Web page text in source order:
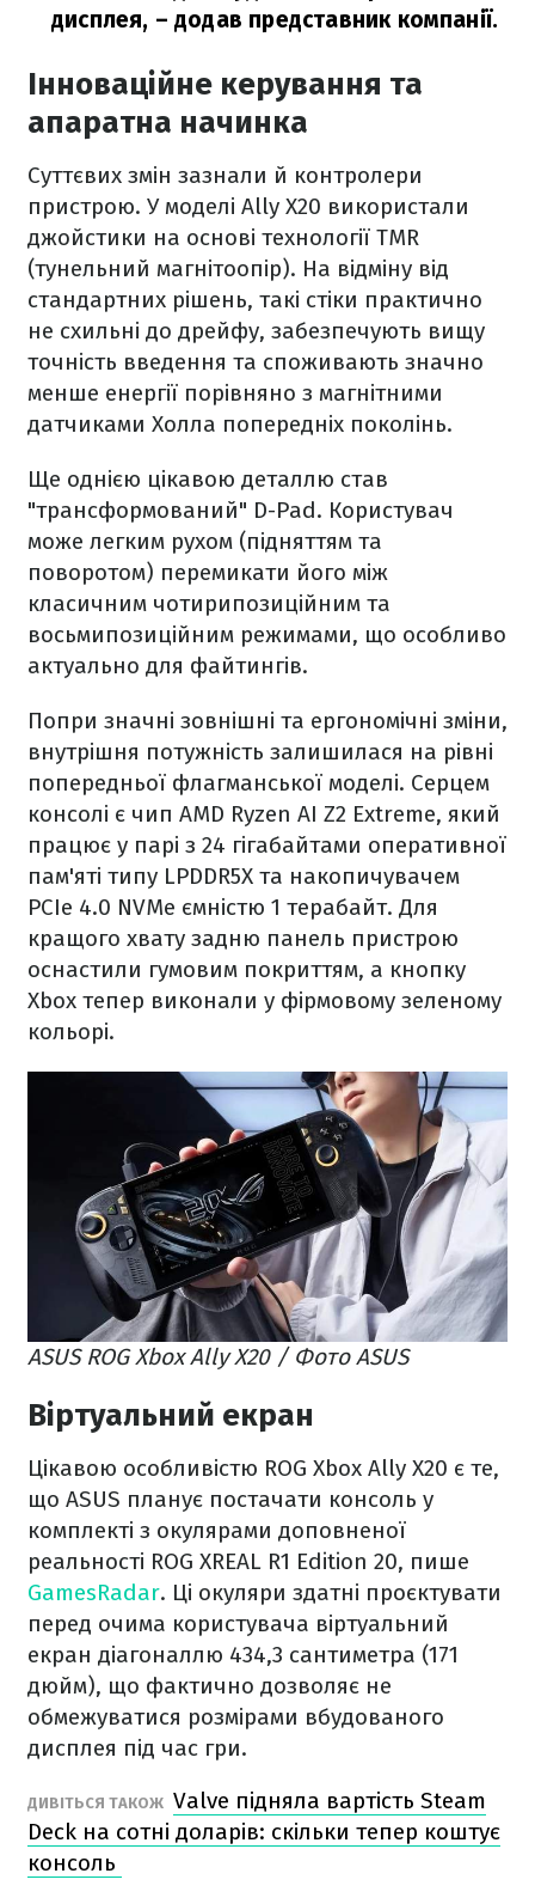
дисплея, – додав представник компанії.
Інноваційне керування та
апаратна начинка
Суттєвих змін зазнали й контролери
пристрою. У моделі Ally X20 використали
джойстики на основі технології TMR
(тунельний магнітоопір). На відміну від
стандартних рішень, такі стіки практично
не схильні до дрейфу, забезпечують вищу
точність введення та споживають значно
менше енергії порівняно з магнітними
датчиками Холла попередніх поколінь.
Ще однією цікавою деталлю став
"трансформований" D-Pad. Користувач
може легким рухом (підняттям та
поворотом) перемикати його між
класичним чотирипозиційним та
восьмипозиційним режимами, що особливо
актуально для файтингів.
Попри значні зовнішні та ергономічні зміни,
внутрішня потужність залишилася на рівні
попередньої флагманської моделі. Серцем
консолі є чип AMD Ryzen AI Z2 Extreme, який
працює у парі з 24 гігабайтами оперативної
пам'яті типу LPDDR5X та накопичувачем
PCIe 4.0 NVMe ємністю 1 терабайт. Для
кращого хвату задню панель пристрою
оснастили гумовим покриттям, а кнопку
Xbox тепер виконали у фірмовому зеленому
кольорі.
ASUS ROG Xbox Ally X20 / Фото ASUS
Віртуальний екран
Цікавою особливістю ROG Xbox Ally X20 є те,
що ASUS планує постачати консоль у
комплекті з окулярами доповненої
реальності ROG XREAL R1 Edition 20, пише
GamesRadar. Ці окуляри здатні проєктувати
перед очима користувача віртуальний
екран діагоналлю 434,3 сантиметра (171
дюйм), що фактично дозволяє не
обмежуватися розмірами вбудованого
дисплея під час гри.
ДИВІТЬСЯ ТАКОЖ Valve підняла вартість Steam
Deck на сотні доларів: скільки тепер коштує
консоль